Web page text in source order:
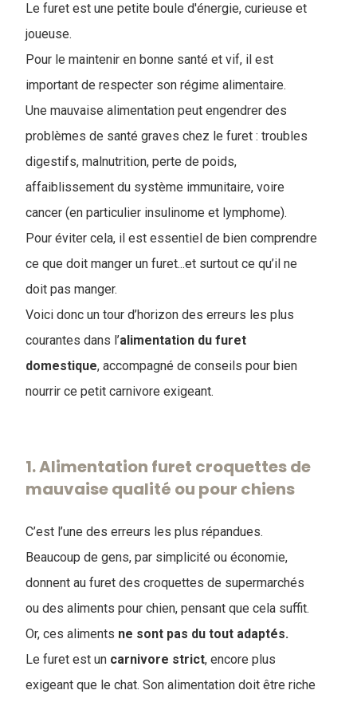
​Le furet est une petite boule d'énergie, curieuse et
joueuse.
Pour le maintenir en bonne santé et vif, il est
important de respecter son régime alimentaire.
Une mauvaise alimentation peut engendrer des
problèmes de santé graves chez le furet : troubles
digestifs, malnutrition, perte de poids,
affaiblissement du système immunitaire, voire
cancer (en particulier insulinome et lymphome).
Pour éviter cela, il est essentiel de bien comprendre
ce que doit manger un furet...et surtout ce qu’il ne
doit pas manger.
Voici donc un tour d’horizon des erreurs les plus
courantes dans l’​alimentation du furet
domestique, accompagné de conseils pour bien
nourrir ce petit carnivore exigeant.
1. ​Alimentation furet croquettes de
mauvaise qualité ou pour chiens
C’est l’une des erreurs les plus répandues.
Beaucoup de gens, par simplicité ou économie,
donnent au furet des croquettes de supermarchés
ou des aliments pour chien, pensant que cela suffit.
Or, ces aliments ne sont pas du tout adaptés.
Le furet est un carnivore strict, encore plus
exigeant que le chat. Son alimentation doit être riche